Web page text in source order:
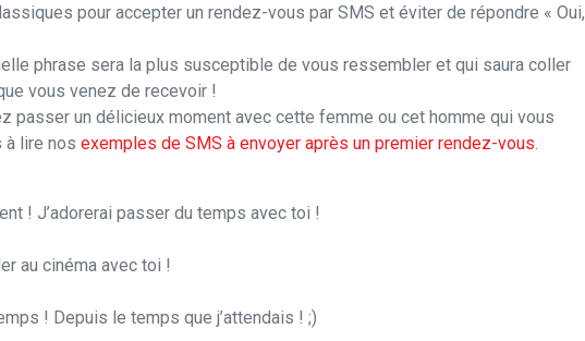
pour accepter un rendez-vous par SMS et éviter de répondre « Oui,
phrase sera la plus susceptible de vous ressembler et qui saura coller
vous venez de recevoir !
passer un délicieux moment avec cette femme ou cet homme qui vous
à lire nos exemples de SMS à envoyer après un premier rendez-vous
! J’adorerai passer du temps avec toi !
au cinéma avec toi !
! Depuis le temps que j’attendais ! ;)